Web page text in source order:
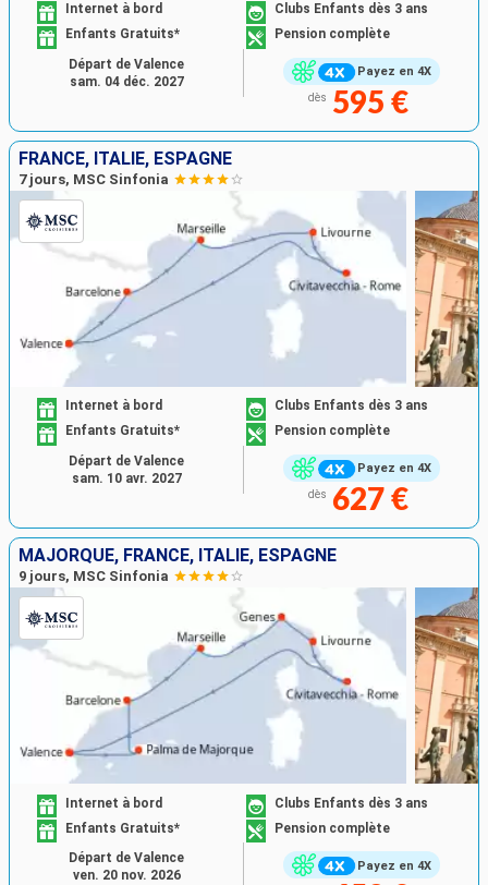
Payez en 4X
Internet à bord
Clubs Enfants dès 3 ans
Enfants Gratuits*
Pension complète
dès 595 €
Départ de Valence
sam. 04 déc. 2027
FRANCE, ITALIE, ESPAGNE
7 jours, MSC Sinfonia
Payez en 4X
Internet à bord
Clubs Enfants dès 3 ans
Enfants Gratuits*
Pension complète
dès 627 €
Départ de Valence
sam. 10 avr. 2027
MAJORQUE, FRANCE, ITALIE, ESPAGNE
9 jours, MSC Sinfonia
Payez en 4X
Internet à bord
Clubs Enfants dès 3 ans
Enfants Gratuits*
Pension complète
Départ de Valence
ven. 20 nov. 2026